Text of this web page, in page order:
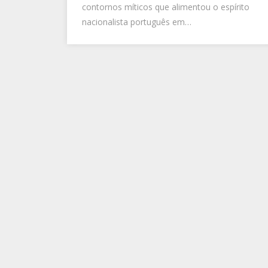
contornos míticos que alimentou o espírito
nacionalista português em…